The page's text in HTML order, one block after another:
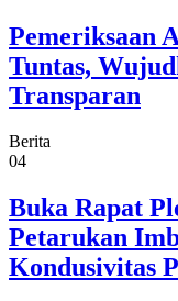
Pemeriksaan
Tuntas,
Transparan
Berita
04
Buka Rapat
Petarukan
Kondusivitas